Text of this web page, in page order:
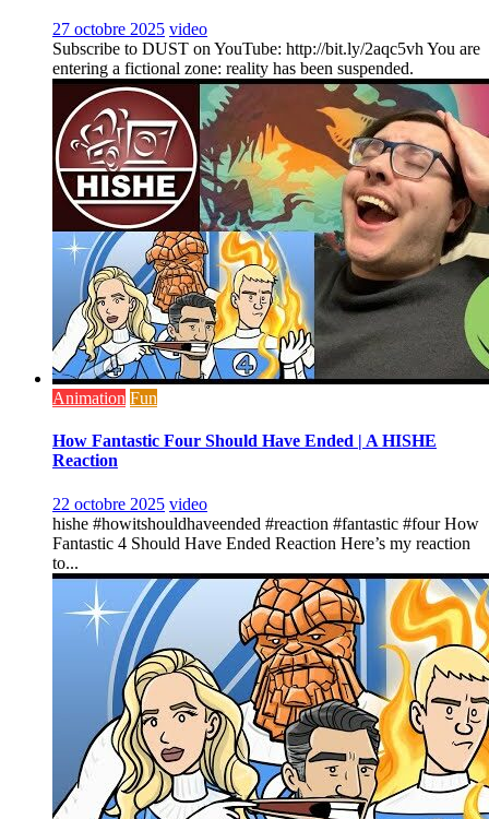
27 octobre 2025 video
Subscribe to DUST on YouTube: http://bit.ly/2aqc5vh You are
entering a fictional zone: reality has been suspended.
Animation Fun
How Fantastic Four Should Have Ended | A HISHE
Reaction
22 octobre 2025 video
hishe #howitshouldhaveended #reaction #fantastic #four How
Fantastic 4 Should Have Ended Reaction Here’s my reaction
to...